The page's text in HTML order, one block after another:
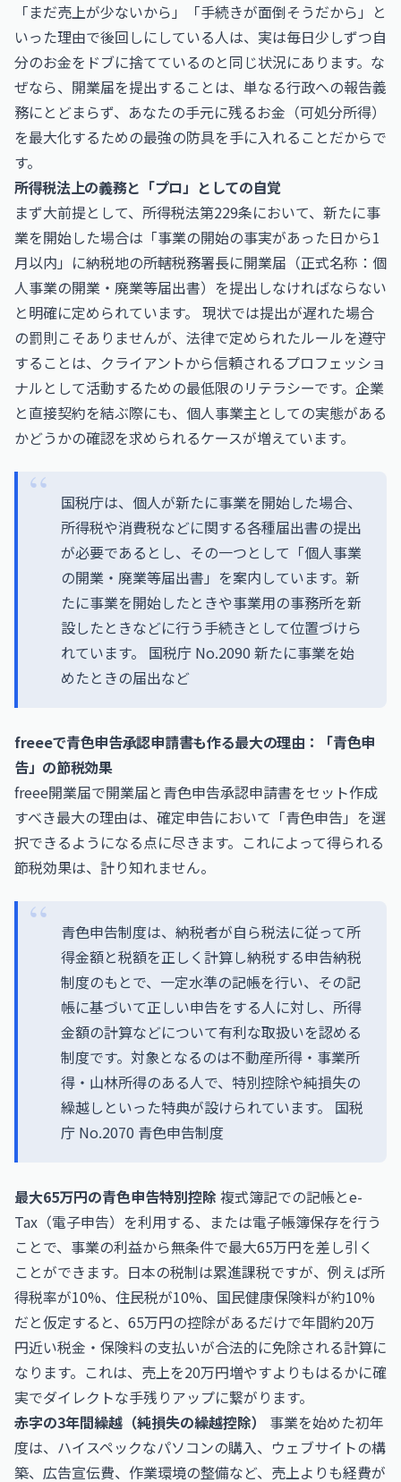
「まだ売上が少ないから」「手続きが面倒そうだから」と
いった理由で後回しにしている人は、実は毎日少しずつ自
分のお金をドブに捨てているのと同じ状況にあります。な
ぜなら、開業届を提出することは、単なる行政への報告義
務にとどまらず、あなたの手元に残るお金（可処分所得）
を最大化するための最強の防具を手に入れることだからで
す。
所得税法上の義務と「プロ」としての自覚
まず大前提として、所得税法第229条において、新たに事
業を開始した場合は「事業の開始の事実があった日から1
月以内」に納税地の所轄税務署長に開業届（正式名称：個
人事業の開業・廃業等届出書）を提出しなければならない
と明確に定められています。 現状では提出が遅れた場合
の罰則こそありませんが、法律で定められたルールを遵守
することは、クライアントから信頼されるプロフェッショ
ナルとして活動するための最低限のリテラシーです。企業
と直接契約を結ぶ際にも、個人事業主としての実態がある
かどうかの確認を求められるケースが増えています。
国税庁は、個人が新たに事業を開始した場合、
所得税や消費税などに関する各種届出書の提出
が必要であるとし、その一つとして「個人事業
の開業・廃業等届出書」を案内しています。新
たに事業を開始したときや事業用の事務所を新
設したときなどに行う手続きとして位置づけら
れています。 国税庁 No.2090 新たに事業を始
めたときの届出など
freeeで青色申告承認申請書も作る最大の理由：「青色申
告」の節税効果
freee開業届で開業届と青色申告承認申請書をセット作成
すべき最大の理由は、確定申告において「青色申告」を選
択できるようになる点に尽きます。これによって得られる
節税効果は、計り知れません。
青色申告制度は、納税者が自ら税法に従って所
得金額と税額を正しく計算し納税する申告納税
制度のもとで、一定水準の記帳を行い、その記
帳に基づいて正しい申告をする人に対し、所得
金額の計算などについて有利な取扱いを認める
制度です。対象となるのは不動産所得・事業所
得・山林所得のある人で、特別控除や純損失の
繰越しといった特典が設けられています。 国税
庁 No.2070 青色申告制度
最大65万円の青色申告特別控除複式簿記での記帳とe-
Tax（電子申告）を利用する、または電子帳簿保存を行う
ことで、事業の利益から無条件で最大65万円を差し引く
ことができます。日本の税制は累進課税ですが、例えば所
得税率が10%、住民税が10%、国民健康保険料が約10%
だと仮定すると、65万円の控除があるだけで年間約20万
円近い税金・保険料の支払いが合法的に免除される計算に
なります。これは、売上を20万円増やすよりもはるかに確
実でダイレクトな手残りアップに繋がります。
赤字の3年間繰越（純損失の繰越控除）
事業を始めた初年
度は、ハイスペックなパソコンの購入、ウェブサイトの構
築、広告宣伝費、作業環境の整備など、売上よりも経費が